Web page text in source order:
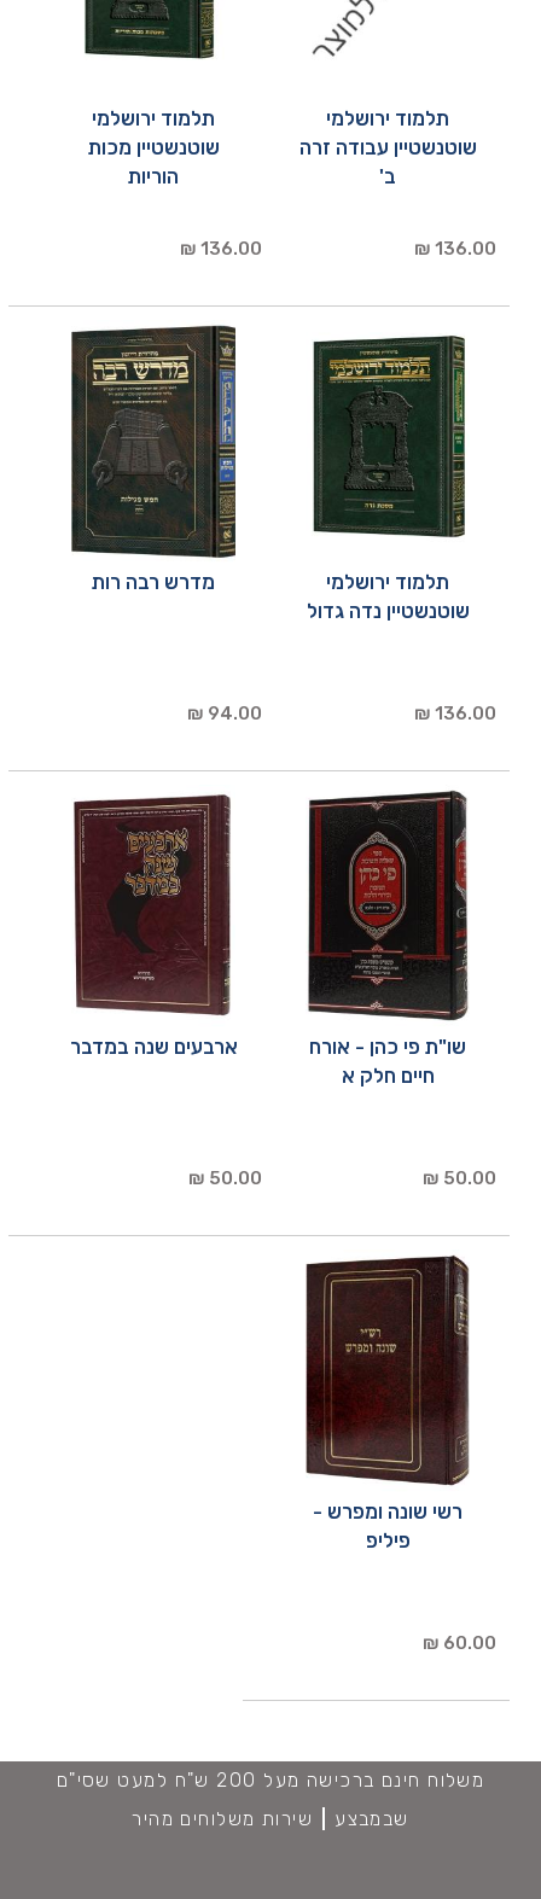
תלמוד ירושלמי
שוטנשטיין עבודה זרה
ב'
136.00 ₪
תלמוד ירושלמי
שוטנשטיין מכות
הוריות
136.00 ₪
תלמוד ירושלמי
שוטנשטיין נדה גדול
136.00 ₪
מדרש רבה רות
94.00 ₪
שו"ת פי כהן - אורח
חיים חלק א
50.00 ₪
ארבעים שנה במדבר
50.00 ₪
רשי שונה ומפרש -
פיליפ
60.00 ₪
משלוח חינם ברכישה מעל 200 ש"ח למעט שסי"ם
שבמבצע
שירות משלוחים מהיר